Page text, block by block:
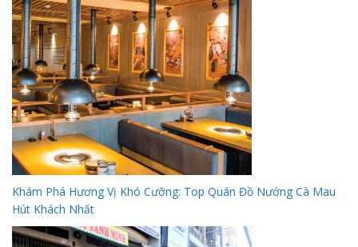
Khám Phá Hương Vị Khó Cưỡng: Top Quán Đồ Nướng Cà Mau
Hút Khách Nhất